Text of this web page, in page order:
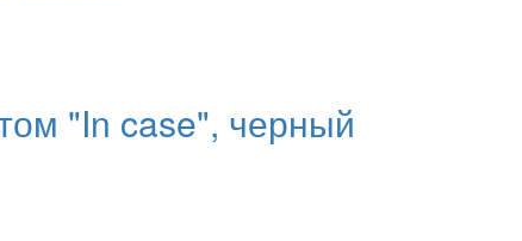
"In case", черный